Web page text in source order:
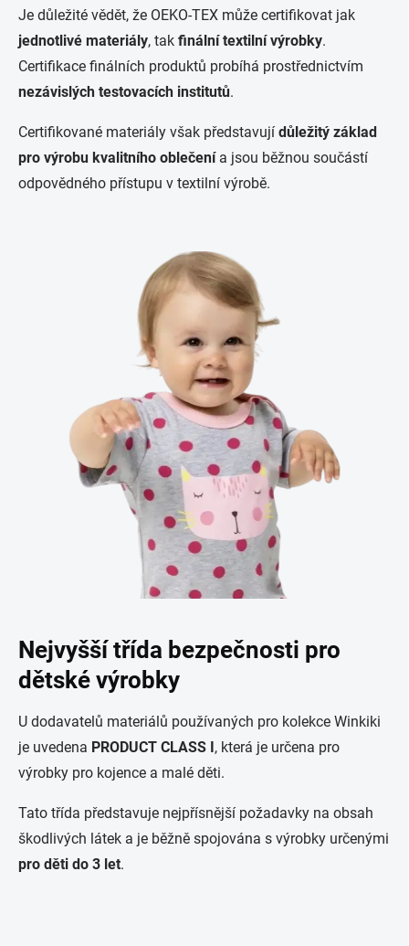
Je důležité vědět, že OEKO-TEX může certifikovat jak
jednotlivé materiály, tak finální textilní výrobky.
Certifikace finálních produktů probíhá prostřednictvím
nezávislých testovacích institutů.
Certifikované materiály však představují důležitý základ
pro výrobu kvalitního oblečenía jsou běžnou součástí
odpovědného přístupu v textilní výrobě.
Nejvyšší třída bezpečnosti pro
dětské výrobky
U dodavatelů materiálů používaných pro kolekce Winkiki
je uvedena PRODUCT CLASS I , která je určena pro
výrobky pro kojence a malé děti.
Tato třída představuje nejpřísnější požadavky na obsah
škodlivých látek a je běžně spojována s výrobky určenými
pro děti do 3 let.